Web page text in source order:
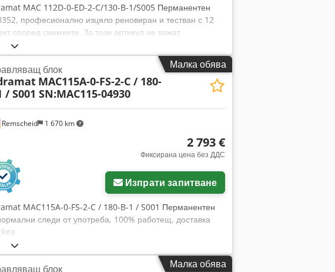
MAC 112D-0-ED-2-C/130-B-1/S005 Перманентен
професионално изцяло реновиран и тестван с 12
според снимките. За този артикул не важат
за цената отделно! ВАЖНО: Моля, запитайте отделно
D Ii Ieksha
Малка обява
Remscheid 1 670 km
блок
MAC115A-0-FS-2-C / 180-
/ S001 SN:MAC115-04930
2 793 €
Фиксирана цена без ДДС
Изпрати запитване
MAC115A-0-FS-2-C / 180-B-1 / S001 Перманентен
следи от употреба, 100% работещ, доставка
Малка обява
блок